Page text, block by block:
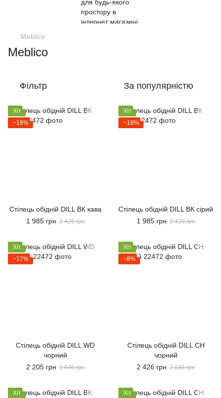
Meblico
Meblico
Фільтр За популярністю
Хіт
−18%
Стілець обідній DILL ВК кава
1 985 грн 2 426 грн
Хіт
−18%
Стілець обідній DILL ВК сірий
1 985 грн 2 426 грн
Хіт
−17%
Стілець обідній DILL WD
чорний
2 205 грн 2 646 грн
Хіт
−8%
Стілець обідній DILL СН
чорний
2 426 грн 2 646 грн
Хіт
Хіт